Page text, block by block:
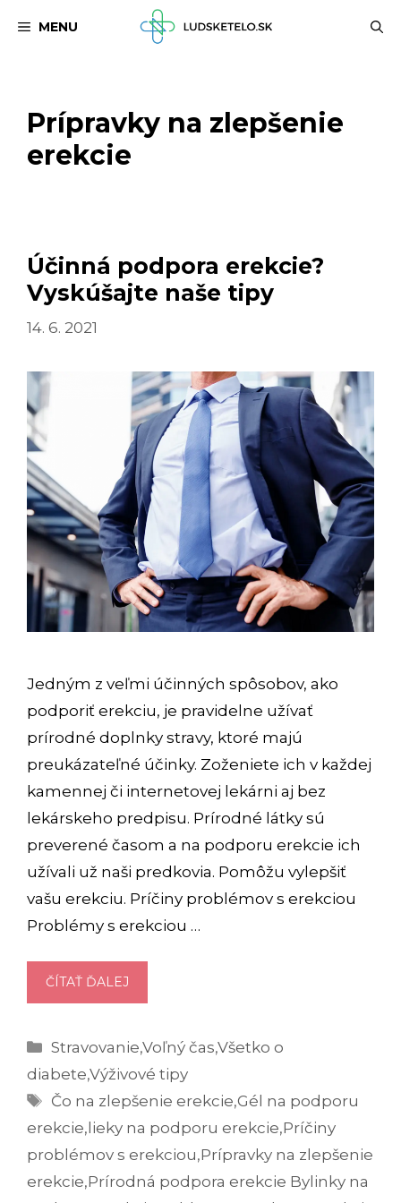
MENU
Prípravky na zlepšenie
erekcie
Účinná podpora erekcie?
Vyskúšajte naše tipy
14. 6. 2021
Jedným z veľmi účinných spôsobov, ako
podporiť erekciu, je pravidelne užívať
prírodné doplnky stravy, ktoré majú
preukázateľné účinky. Zoženiete ich v každej
kamennej či internetovej lekárni aj bez
lekárskeho predpisu. Prírodné látky sú
preverené časom a na podporu erekcie ich
užívali už naši predkovia. Pomôžu vylepšiť
vašu erekciu. Príčiny problémov s erekciou
Problémy s erekciou …
ČÍTAŤ ĎALEJ
PODPORA
VYSKÚŠAJTE
NAŠE
TIPY
Kategórie
Stravovanie,Voľný čas,Všetko o
diabete,Výživové tipy
Značky
Čo na zlepšenie erekcie,Gél na podporu
erekcie, lieky na podporu erekcie,Príčiny
problémov s erekciou,Prípravky na zlepšenie
erekcie,Prírodná podpora erekcie Bylinky na